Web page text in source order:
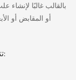
بالقالب غالبًا لإنشاء
أو المقابض أو
تتضمن عملية القطع بالقالب الخطوات التالية: